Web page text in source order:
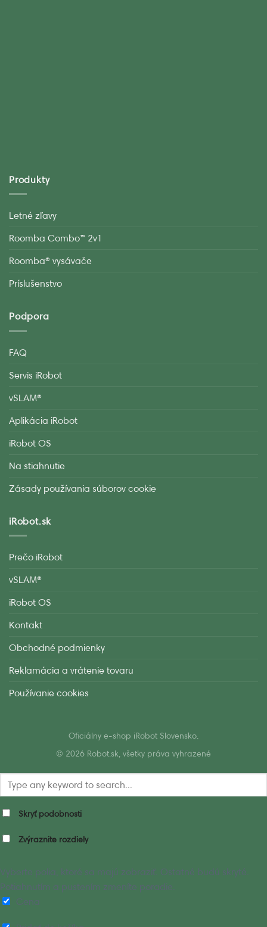
Produkty
Letné zľavy
Roomba Combo™ 2v1
Roomba® vysávače
Príslušenstvo
Podpora
FAQ
Servis iRobot
vSLAM®
Aplikácia iRobot
iRobot OS
Na stiahnutie
Zásady používania súborov cookie
iRobot.sk
Prečo iRobot
vSLAM®
iRobot OS
Kontakt
Obchodné podmienky
Reklamácia a vrátenie tovaru
Používanie cookies
Oficiálny e-shop iRobot Slovensko.
© 2026 Robot.sk, všetky práva vyhrazené
Skryť podobnosti
Zvýraznite rozdiely
Vyberte polia, ktoré sa majú zobraziť. Ostatné budú skryté.
Potiahnutím a pustením zmeníte poradie.
Cena